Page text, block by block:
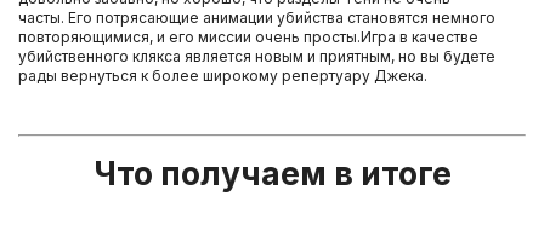
часты. Его потрясающие анимации убийства становятся немного
повторяющимися, и его миссии очень просты.Игра в качестве
убийственного клякса является новым и приятным, но вы будете
рады вернуться к более широкому репертуару Джека.
Что получаем в итоге